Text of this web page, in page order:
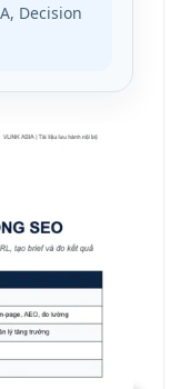
Decision